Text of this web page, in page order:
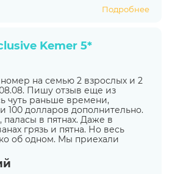
Подробнее
Kemer 5*
на семью 2 взрослых и 2
Пишу отзыв еще из
чуть раньше времени,
100 долларов дополнительно.
в пятнах. Даже в
грязь и пятна. Но весь
об одном. Мы приехали